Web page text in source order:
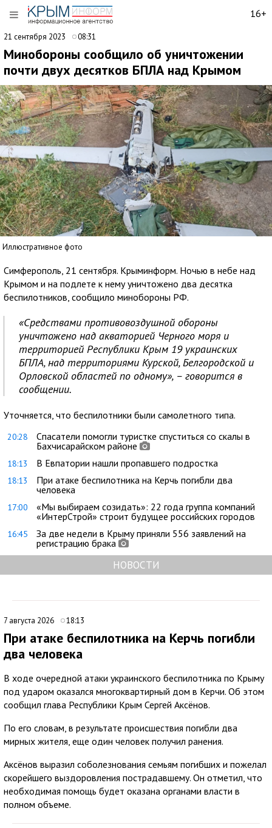
16+
21 сентября 2023 08:31
Минобороны сообщило об уничтожении
почти двух десятков БПЛА над Крымом
Иллюстративное фото
Симферополь, 21 сентября. Крыминформ. Ночью в небе над
Крымом и на подлете к нему уничтожено два десятка
беспилотников, сообщило минобороны РФ.
«Средствами противовоздушной обороны
уничтожено над акваторией Черного моря и
территорией Республики Крым 19 украинских
БПЛА, над территориями Курской, Белгородской и
Орловской областей по одному», – говорится в
сообщении.
Уточняется, что беспилотники были самолетного типа.
20:28
Спасатели помогли туристке спуститься со скалы в
Бахчисарайском районе
18:13 В Евпатории нашли пропавшего подростка
18:13
При атаке беспилотника на Керчь погибли два
человека
17:00
«Мы выбираем созидать»: 22 года группа компаний
«ИнтерСтрой» строит будущее российских городов
16:45
За две недели в Крыму приняли 556 заявлений на
регистрацию брака
НОВОСТИ
7 августа 2026 18:13
При атаке беспилотника на Керчь погибли
два человека
В ходе очередной атаки украинского беспилотника по Крыму
под ударом оказался многоквартирный дом в Керчи. Об этом
сообщил глава Республики Крым Сергей Аксёнов.
По его словам, в результате происшествия погибли два
мирных жителя, еще один человек получил ранения.
Аксёнов выразил соболезнования семьям погибших и пожелал
скорейшего выздоровления пострадавшему. Он отметил, что
необходимая помощь будет оказана органами власти в
полном объеме.